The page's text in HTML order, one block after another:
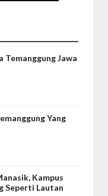
Jawa
Yang
Kampus
Seperti Lautan